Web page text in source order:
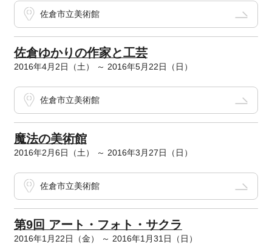
佐倉市立美術館
佐倉ゆかりの作家と工芸
2016年4月2日（土） ～ 2016年5月22日（日）
佐倉市立美術館
魔法の美術館
2016年2月6日（土） ～ 2016年3月27日（日）
佐倉市立美術館
第9回 アート・フォト・サクラ
2016年1月22日（金） ～ 2016年1月31日（日）